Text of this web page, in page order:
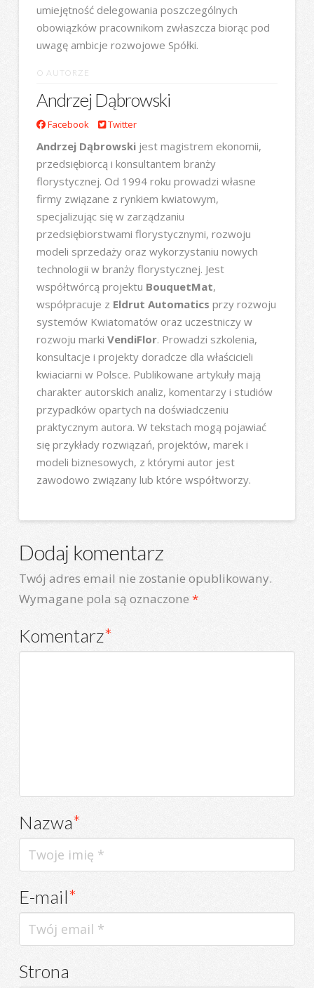
umiejętność delegowania poszczególnych
obowiązków pracownikom zwłaszcza biorąc pod
uwagę ambicje rozwojowe Spółki.
O AUTORZE
Andrzej Dąbrowski
Facebook Twitter
Andrzej Dąbrowskijest magistrem ekonomii,
przedsiębiorcą i konsultantem branży
florystycznej. Od 1994 roku prowadzi własne
firmy związane z rynkiem kwiatowym,
specjalizując się w zarządzaniu
przedsiębiorstwami florystycznymi, rozwoju
modeli sprzedaży oraz wykorzystaniu nowych
technologii w branży florystycznej. Jest
współtwórcą projektu BouquetMat,
współpracuje z Eldrut Automatics przy rozwoju
systemów Kwiatomatów oraz uczestniczy w
rozwoju marki VendiFlor. Prowadzi szkolenia,
konsultacje i projekty doradcze dla właścicieli
kwiaciarni w Polsce. Publikowane artykuły mają
charakter autorskich analiz, komentarzy i studiów
przypadków opartych na doświadczeniu
praktycznym autora. W tekstach mogą pojawiać
się przykłady rozwiązań, projektów, marek i
modeli biznesowych, z którymi autor jest
zawodowo związany lub które współtworzy.
Dodaj komentarz
Twój adres email nie zostanie opublikowany.
Wymagane pola są oznaczone *
Komentarz*
Nazwa*
E-mail*
Strona